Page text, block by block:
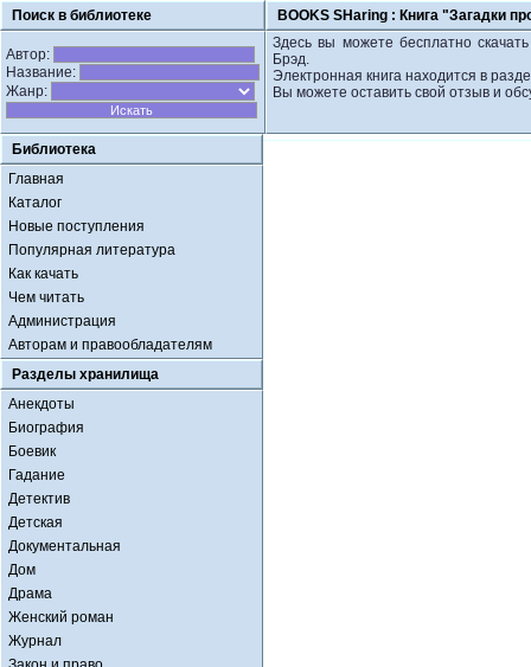
Поиск в библиотеке BOOKS SHaring : Книга "Загадки
Автор:
Название:
Жанр:
Здесь вы можете бесплатно
Брэд.
Электронная книга находится в
Вы можете оставить свой отзыв и
Библиотека
Главная
Каталог
Новые поступления
Популярная литература
Как качать
Чем читать
Администрация
Авторам и правообладателям
Разделы хранилища
Анекдоты
Биография
Боевик
Гадание
Детектив
Детская
Документальная
Дом
Драма
Женский роман
Журнал